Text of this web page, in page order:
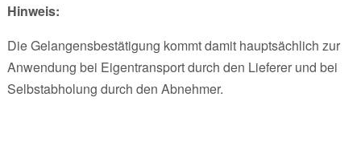
Hinweis:
Die Gelangensbestätigung kommt damit hauptsächlich zur
Anwendung bei Eigentransport durch den Lieferer und bei
Selbstabholung durch den Abnehmer.